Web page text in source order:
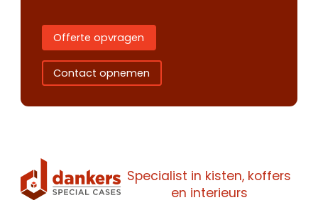
Offerte opvragen
Contact opnemen
Specialist in kisten, koffers
en interieurs
Maak een
Contact
opnemen
Offerte
aanvragen